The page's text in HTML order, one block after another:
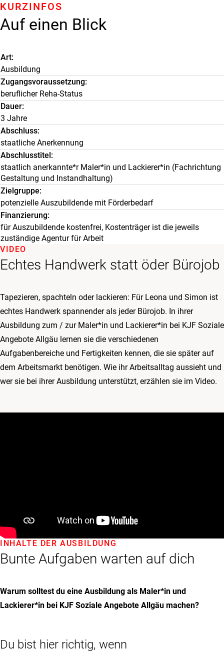
Auf einen Blick
KURZINFOS
Art
Ausbildung
Zugangsvoraussetzung
beruflicher Reha-Status
Dauer
3 Jahre
Abschluss
staatliche Anerkennung
Abschlusstitel
staatlich anerkannte*r Maler*in und Lackierer*in (Fachrichtung
Gestaltung und Instandhaltung)
Zielgruppe
potenzielle Auszubildende mit Förderbedarf
Finanzierung
für Auszubildende kostenfrei, Kostenträger ist die jeweils
zuständige Agentur für Arbeit
Echtes Handwerk statt öder Bürojob
VIDEO
Tapezieren, spachteln oder lackieren: Für Leona und Simon ist
echtes Handwerk spannender als jeder Bürojob. In ihrer
Ausbildung zum / zur Maler*in und Lackierer*in bei KJF Soziale
Angebote Allgäu lernen sie die verschiedenen
Aufgabenbereiche und Fertigkeiten kennen, die sie später auf
dem Arbeitsmarkt benötigen. Wie ihr Arbeitsalltag aussieht und
wer sie bei ihrer Ausbildung unterstützt, erzählen sie im Video.
Bunte Aufgaben warten auf dich
INHALTE DER AUSBILDUNG
Warum solltest du eine Ausbildung als Maler*in und
Lackierer*in bei KJF Soziale Angebote Allgäu machen?
Du bist hier richtig, wenn